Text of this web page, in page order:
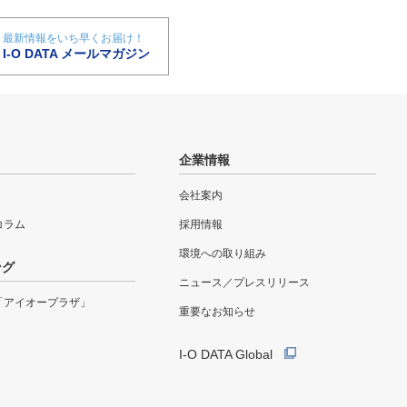
最新情報をいち早くお届け！
I-O DATA メールマガジン
ラム
イオープラザ」
企業情報
会社案内
採用情報
環境への取り組み
ニュース／プレスリリース
重要なお知らせ
I-O DATA Global